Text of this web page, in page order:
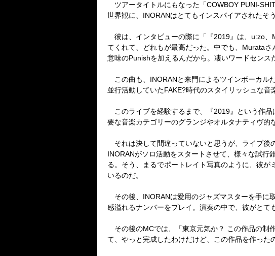
ツアータイトルにもなった「COWBOY PUNI-
世界観に、INORANはとてもインスパイアされたそう
彼は、インタビューの際に「『2019』は、u:zo、
てくれて、どれもが最高だった。中でも、Murata
意味のPunishを加えるんだから。凄いワードセンス
この曲も、INORANと来門によるツインボーカル
並行活動していたFAKE?時代のスタイリッシュな音
このライブを経験するまで、『2019』という作
要な音楽カテゴリーのグランジやオルタナティヴ的
それは決して間違っていないと思うが、ライブ後
INORANがソロ活動をスタートさせて、様々な試
る。そう、まるでポートレイト写真のように、彼が
いるのだ。
その後、INORANは愛用のジャズマスターを手に
感溢れるナンバーをプレイ。演奏の中で、彼がとて
その後のMCでは、「東京元気か？ この作品の制
て、やっと完成したわけだけど、この作品を作った